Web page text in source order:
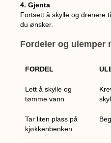
4. Gjenta
Fortsett å skylle og drenere
du ønsker.
Fordeler og ulemper
FORDEL
Lett å skylle og
tømme vann
Tar liten plass på
kjøkkenbenken